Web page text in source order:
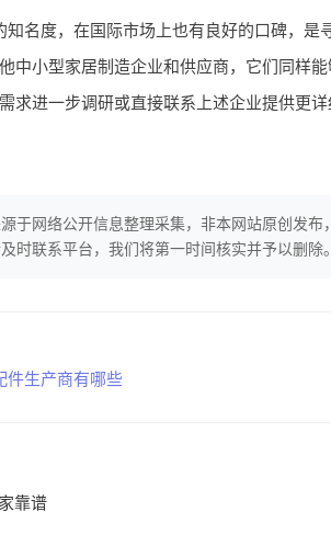
名度，在国际市场上也有良好的口碑，是
中小型家居制造企业和供应商，它们同样
求进一步调研或直接联系上述企业提供更详
于网络公开信息整理采集，非本网站原创发布
时联系平台，我们将第一时间核实并予以删除。
件生产商有哪些
靠谱